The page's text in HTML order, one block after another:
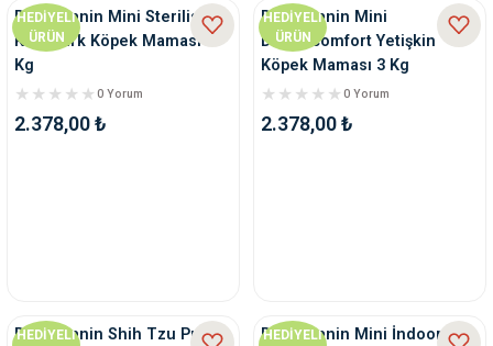
HEDİYELİ
ÜRÜN
Royal Canin Mini Sterilised
Küçük Irk Köpek Maması 3
Kg
0 Yorum
2.378,00 ₺
HEDİYELİ
ÜRÜN
Royal Canin Mini
Dermacomfort Yetişkin
Köpek Maması 3 Kg
0 Yorum
2.378,00 ₺
HEDİYELİ
Royal Canin Shih Tzu Puppy
HEDİYELİ
Royal Canin Mini İndoor